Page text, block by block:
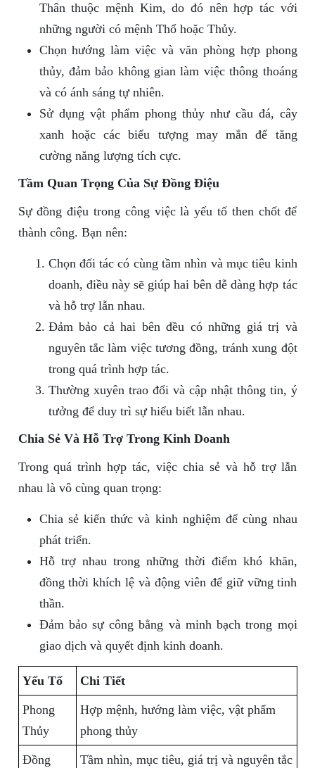
Thân thuộc mệnh Kim, do đó nên hợp tác với
những người có mệnh Thổ hoặc Thủy.
Chọn hướng làm việc và văn phòng hợp phong
thủy, đảm bảo không gian làm việc thông thoáng
và có ánh sáng tự nhiên.
Sử dụng vật phẩm phong thủy như cầu đá, cây
xanh hoặc các biểu tượng may mắn để tăng
cường năng lượng tích cực.
Tầm Quan Trọng Của Sự Đồng Điệu
Sự đồng điệu trong công việc là yếu tố then chốt để
thành công. Bạn nên:
Chọn đối tác có cùng tầm nhìn và mục tiêu kinh
doanh, điều này sẽ giúp hai bên dễ dàng hợp tác
và hỗ trợ lẫn nhau.
Đảm bảo cả hai bên đều có những giá trị và
nguyên tắc làm việc tương đồng, tránh xung đột
trong quá trình hợp tác.
Thường xuyên trao đổi và cập nhật thông tin, ý
tưởng để duy trì sự hiểu biết lẫn nhau.
Chia Sẻ Và Hỗ Trợ Trong Kinh Doanh
Trong quá trình hợp tác, việc chia sẻ và hỗ trợ lẫn
nhau là vô cùng quan trọng:
Chia sẻ kiến thức và kinh nghiệm để cùng nhau
phát triển.
Hỗ trợ nhau trong những thời điểm khó khăn,
đồng thời khích lệ và động viên để giữ vững tinh
thần.
Đảm bảo sự công bằng và minh bạch trong mọi
giao dịch và quyết định kinh doanh.
Yếu Tố Chi Tiết
Phong
Thủy
Hợp mệnh, hướng làm việc, vật phẩm
phong thủy
Đồng
Tầm nhìn, mục tiêu, giá trị và nguyên tắc